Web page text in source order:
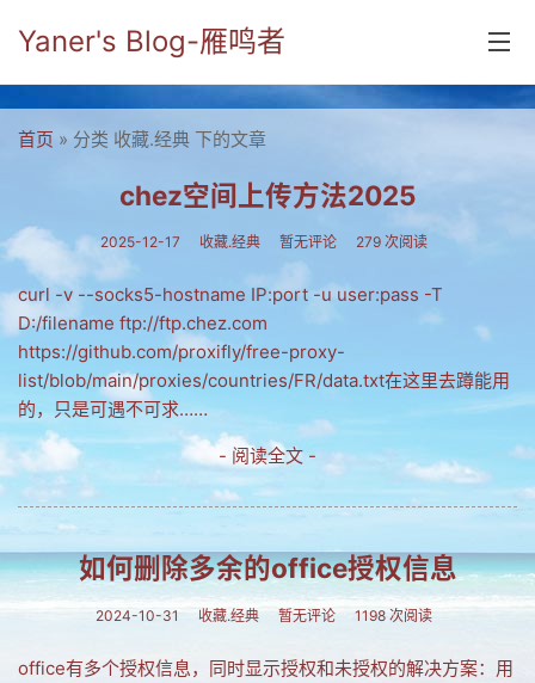
Yaner's Blog-雁鸣者
首页
分类
yaner online
毕业留言册
流年
五笔难啊
流行.时代.天下
网络新事物
网友情怀
链接
Nav
首页 » 分类 收藏.经典 下的文章
chez空间上传方法2025
2025-12-17 收藏.经典 暂无评论 279 次阅读
curl -v --socks5-hostname IP:port -u user:pass -T
D:/filename ftp://ftp.chez.com
https://github.com/proxifly/free-proxy-
list/blob/main/proxies/countries/FR/data.txt在这里去蹲能用
的，只是可遇不可求……
- 阅读全文 -
如何删除多余的office授权信息
2024-10-31 收藏.经典 暂无评论 1198 次阅读
office有多个授权信息，同时显示授权和未授权的解决方案：用